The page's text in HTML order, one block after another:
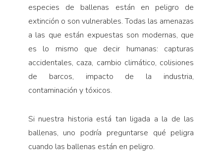
especies de ballenas están en peligro de
extinción o son vulnerables. Todas las amenazas
a las que están expuestas son modernas, que
es lo mismo que decir humanas: capturas
accidentales, caza, cambio climático, colisiones
de barcos, impacto de la industria,
contaminación y tóxicos.
Si nuestra historia está tan ligada a la de las
ballenas, uno podría preguntarse qué peligra
cuando las ballenas están en peligro.